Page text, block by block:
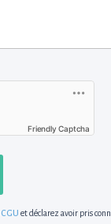
Friendly Captcha
CGU et déclarez avoir pris